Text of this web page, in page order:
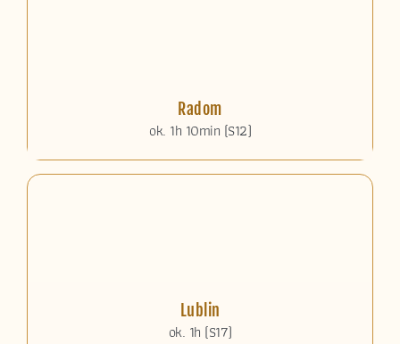
Radom
ok. 1h 10min (S12)
Lublin
ok. 1h (S17)